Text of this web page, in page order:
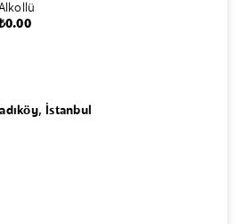
İstanbul